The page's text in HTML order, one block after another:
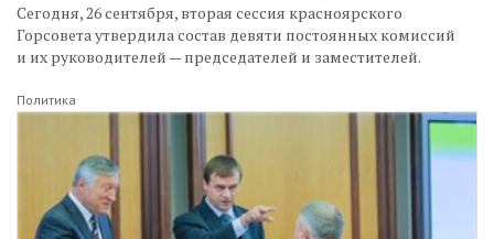
Сегодня, 26 сентября, вторая сессия красноярского
Горсовета утвердила состав девяти постоянных комиссий
и их руководителей — председателей и заместителей.
Политика